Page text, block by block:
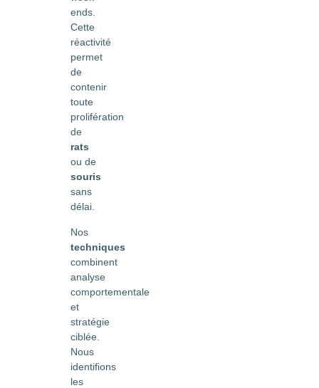
ends.
Cette
réactivité
permet
de
contenir
toute
prolifération
de
rats
ou de
souris
sans
délai.
Nos
techniques
combinent
analyse
comportementale
et
stratégie
ciblée.
Nous
identifions
les